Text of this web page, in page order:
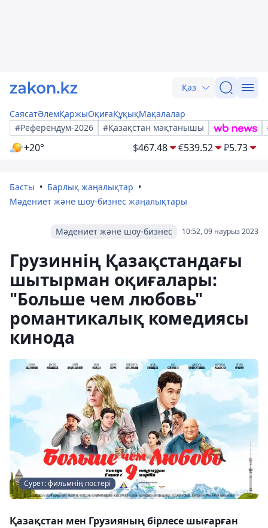
Қаз
СаясатӘлемҚаржыОқиғаҚұқықМақалалар
#Референдум-2026
#Қазақстан мақтанышы
+20° $467.48 €539.52 ₽5.73
Басты
Барлық жаңалықтар
Мәдениет және шоу-бизнес жаңалықтары
10:52, 09 наурыз 2023
Мәдениет және шоу-бизнес
Грузиннің Қазақстандағы
шытырман оқиғалары:
"Больше чем любовь"
романтикалық комедиясы
кинода
Сурет: фильмнің постері
Қазақстан мен Грузияның бірлесе шығарған